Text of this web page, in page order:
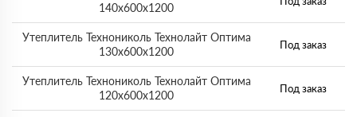
140х600х1200
Утеплитель Технониколь Технолайт Оптима
130х600х1200
Под заказ
Утеплитель Технониколь Технолайт Оптима
120х600х1200
Под заказ